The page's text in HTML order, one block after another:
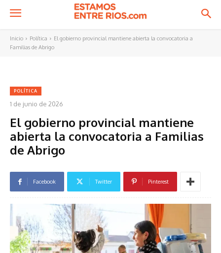
Inicio Política
El gobierno provincial mantiene abierta la convocatoria a
Familias de Abrigo
POLÍTICA
1 de junio de 2026
El gobierno provincial mantiene
abierta la convocatoria a Familias
de Abrigo
Facebook Twitter Pinterest